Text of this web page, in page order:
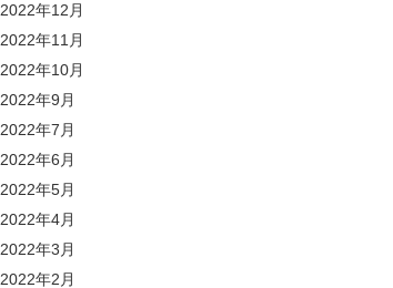
2022年12月
2022年11月
2022年10月
2022年9月
2022年7月
2022年6月
2022年5月
2022年4月
2022年3月
2022年2月